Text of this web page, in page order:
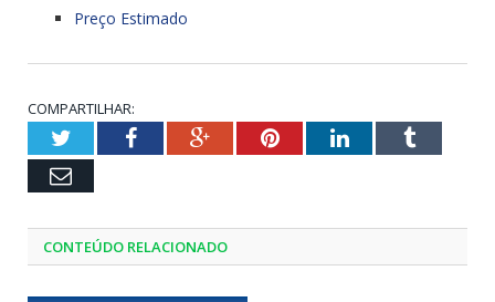
Preço Estimado
COMPARTILHAR:
TwitterFacebookGoogle+PinterestLinkedInTumblr
Email
CONTEÚDO RELACIONADO